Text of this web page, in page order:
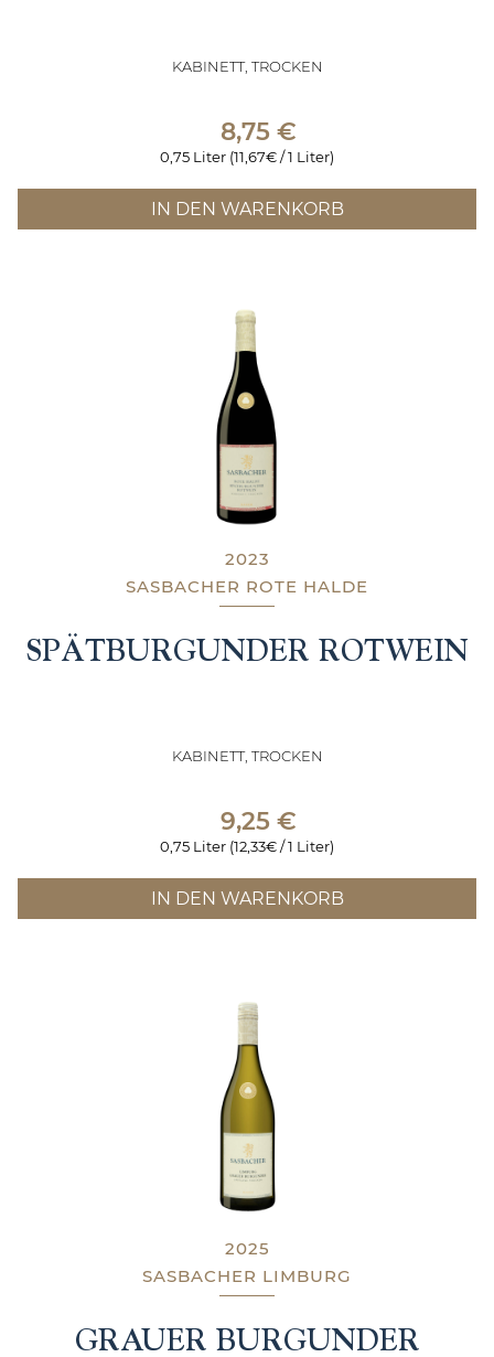
KABINETT, TROCKEN
8,75 €
0,75 Liter (11,67€ / 1 Liter)
IN DEN WARENKORB
2023
SASBACHER ROTE HALDE
SPÄTBURGUNDER ROTWEIN
KABINETT, TROCKEN
9,25 €
0,75 Liter (12,33€ / 1 Liter)
IN DEN WARENKORB
2025
SASBACHER LIMBURG
GRAUER BURGUNDER